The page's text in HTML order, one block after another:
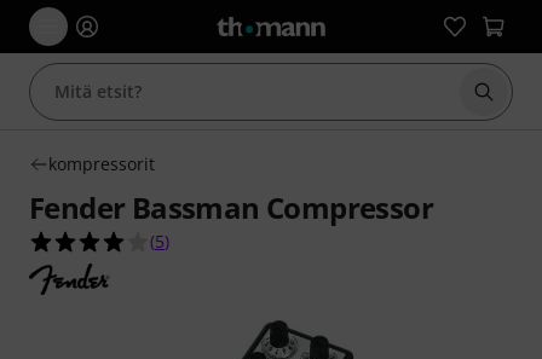
Aloita
kompressorit
Fender Bassman Compressor
4.0 tähteä viidestä yhteensä 5
(5)